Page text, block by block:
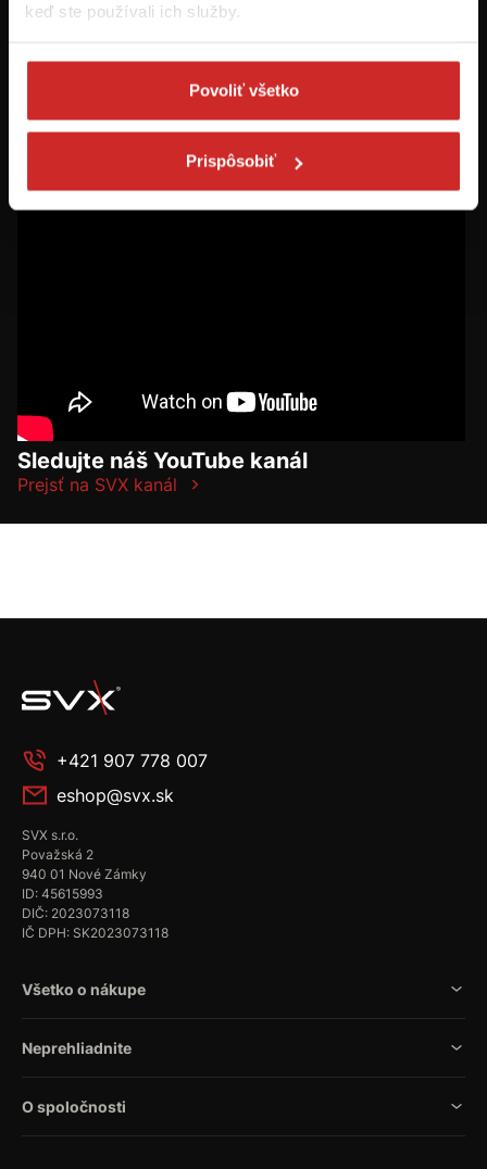
keď ste používali ich služby.
Povoliť všetko
Prispôsobiť
mailom, SMS, volaním vrátane volania s robotom) - určené pre
osoby staršie ako 16 rokov!
Sledujte náš YouTube kanál
Prejsť na SVX kanál
+421 907 778 007
eshop@svx.sk
SVX s.r.o.
Považská 2
940 01 Nové Zámky
ID: 45615993
DIČ: 2023073118
IČ DPH: SK2023073118
Všetko o nákupe
Neprehliadnite
O spoločnosti